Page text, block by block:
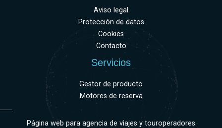
Aviso legal
Protección de datos
Cookies
Contacto
Servicios
Gestor de producto
Motores de reserva
Página web para agencia de viajes y touroperadores